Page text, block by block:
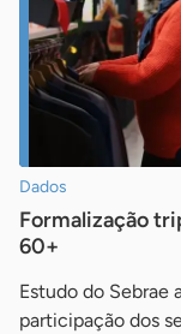
Dados
Formalização
60+
Estudo do Sebrae
participação dos